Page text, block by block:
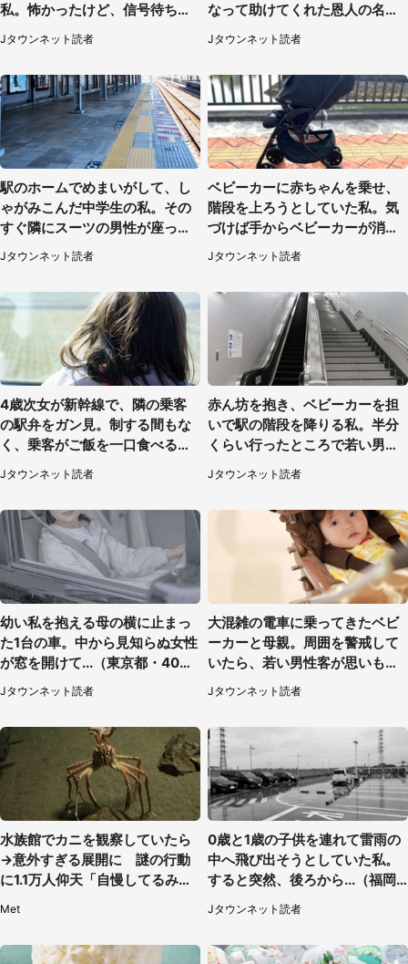
私。怖かったけど、信号待ちの
車に道を尋ねたら...」（埼玉
県・60代女性）
Jタウンネット読者
なって助けてくれた恩人の名前
Jタウンネット読者
駅のホームでめまいがして、し
ゃがみこんだ中学生の私。その
すぐ隣にスーツの男性が座って
きて（千葉県・20代女性）
Jタウンネット読者
ベビーカーに赤ちゃんを乗せ、
階段を上ろうとしていた私。気
づけば手からベビーカーが消え
ていて（神奈川県・60代女性）
Jタウンネット読者
4歳次女が新幹線で、隣の乗客
の駅弁をガン見。制する間もな
く、乗客がご飯を一口食べると
（茨城県・50代女性）
Jタウンネット読者
赤ん坊を抱き、ベビーカーを担
いで駅の階段を降りる私。半分
くらい行ったところで若い男性
が...（埼玉県・50代女性）
Jタウンネット読者
幼い私を抱える母の横に止まっ
た1台の車。中から見知らぬ女性
が窓を開けて...（東京都・40代
Jタウンネット読者
大混雑の電車に乗ってきたベビ
ーカーと母親。周囲を警戒して
いたら、若い男性客が思いもよ
らぬ行動に（東京都・50代女
性）
Jタウンネット読者
水族館でカニを観察していたら
→意外すぎる展開に 謎の行動
に1.1万人仰天「自慢してるみた
Met
0歳と1歳の子供を連れて雷雨の
中へ飛び出そうとしていた私。
すると突然、後ろから...（福岡
県・30代女性）
Jタウンネット読者